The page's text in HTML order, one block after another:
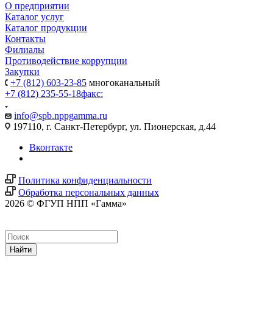
О предприятии
Каталог услуг
Каталог продукции
Контакты
Филиалы
Противодействие коррупции
Закупки
+7 (812) 603-23-85 многоканальный
+7 (812) 235-55-18факс:
info@spb.nppgamma.ru
197110, г. Санкт-Петербург, ул. Пионерская, д.44
Вконтакте
Политика конфиденциальности
Обработка персональных данных
2026 © ФГУП НПП «Гамма»
Найти